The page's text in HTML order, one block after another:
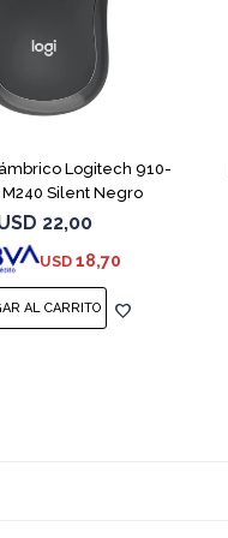
Logitech 910-
M240 Silent Negro
22,00
USD 18,70